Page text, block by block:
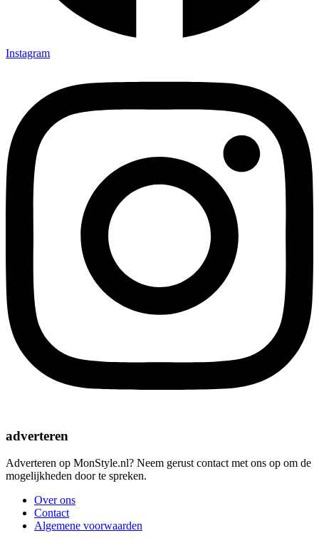
Instagram
adverteren
Adverteren op MonStyle.nl? Neem gerust contact met ons op om de
mogelijkheden door te spreken.
Over ons
Contact
Algemene voorwaarden